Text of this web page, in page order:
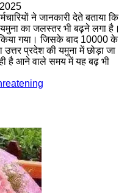
ने जानकारी देते बताया कि
का जलस्तर भी बढ़ने लगा है।
गया। जिसके बाद 10000 के
प्रदेश की यमुना में छोड़ा जा
है आने वाले समय में यह बढ़ भी